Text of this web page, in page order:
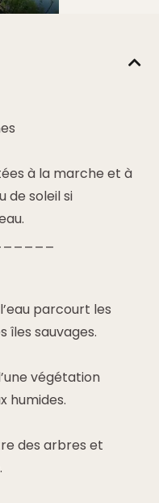
à la marche et à
de soleil si
parcourt les
îles sauvages.
végétation
humides.
des arbres et